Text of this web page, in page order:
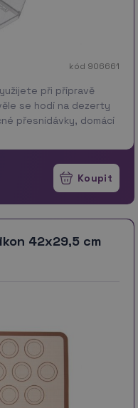
kód 906661
při přípravě
se hodí na dezerty
přesnídávky, domácí
42x29,5 cm